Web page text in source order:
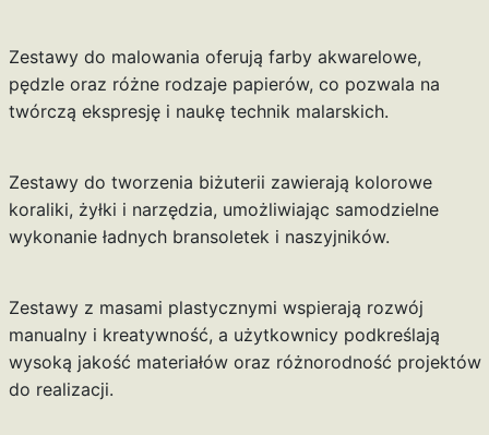
Zestawy do malowania oferują farby akwarelowe,
pędzle oraz różne rodzaje papierów, co pozwala na
twórczą ekspresję i naukę technik malarskich.
Zestawy do tworzenia biżuterii zawierają kolorowe
koraliki, żyłki i narzędzia, umożliwiając samodzielne
wykonanie ładnych bransoletek i naszyjników.
Zestawy z masami plastycznymi wspierają rozwój
manualny i kreatywność, a użytkownicy podkreślają
wysoką jakość materiałów oraz różnorodność projektów
do realizacji.